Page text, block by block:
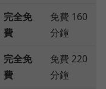
完全免
費
免費 160
分鐘
完全免
費
免費 220
分鐘